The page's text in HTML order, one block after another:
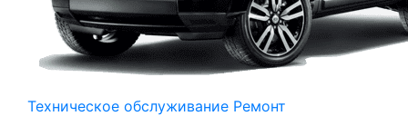
Техническое обслуживание Ремонт